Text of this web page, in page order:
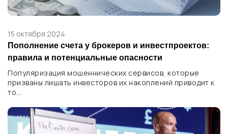
15 октября 2024
Пополнение счета у брокеров и инвестпроектов:
правила и потенциальные опасности
Популяризация мошеннических сервисов, которые
призваны лишать инвесторов их накоплений приводит к
то...